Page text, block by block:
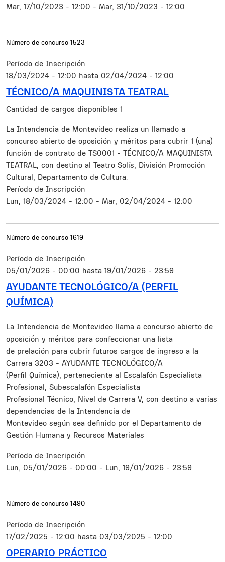
Mar, 17/10/2023 - 12:00 - Mar, 31/10/2023 - 12:00
Número de concurso 1523
Período de Inscripción
18/03/2024 - 12:00 hasta 02/04/2024 - 12:00
TÉCNICO/A MAQUINISTA TEATRAL
Cantidad de cargos disponibles 1
Resumen
La Intendencia de Montevideo realiza un llamado a
concurso abierto de oposición y méritos para cubrir 1 (una)
función de contrato de TS0001 - TÉCNICO/A MAQUINISTA
TEATRAL, con destino al Teatro Solís, División Promoción
Cultural, Departamento de Cultura.
Período de Inscripción
Lun, 18/03/2024 - 12:00 - Mar, 02/04/2024 - 12:00
Número de concurso 1619
Período de Inscripción
05/01/2026 - 00:00 hasta 19/01/2026 - 23:59
AYUDANTE TECNOLÓGICO/A (PERFIL
QUÍMICA)
Resumen
La Intendencia de Montevideo llama a concurso abierto de
oposición y méritos para confeccionar una lista
de prelación para cubrir futuros cargos de ingreso a la
Carrera 3203 - AYUDANTE TECNOLÓGICO/A
(Perfil Química), perteneciente al Escalafón Especialista
Profesional, Subescalafón Especialista
Profesional Técnico, Nivel de Carrera V, con destino a varias
dependencias de la Intendencia de
Montevideo según sea definido por el Departamento de
Gestión Humana y Recursos Materiales
Período de Inscripción
Lun, 05/01/2026 - 00:00 - Lun, 19/01/2026 - 23:59
Número de concurso 1490
Período de Inscripción
17/02/2025 - 12:00 hasta 03/03/2025 - 12:00
OPERARIO PRÁCTICO